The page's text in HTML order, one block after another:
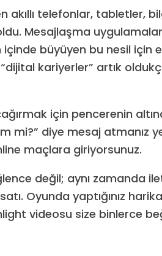
telefonlar, tabletler,
Mesajlaşma
büyüyen bu nesil için
“dijital kariyerler” artık
için pencerenin
mi?” diye mesaj atmanız
maçlara giriyorsunuz.
değil; aynı zamanda
Oyunda yaptığınız
videosu size binlerce